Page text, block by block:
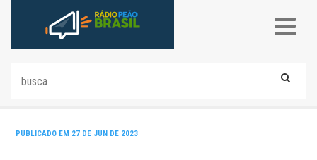
PUBLICADO EM 27 DE JUN DE 2023